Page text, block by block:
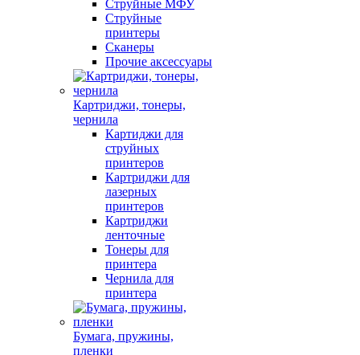
Струйные МФУ
Струйные
принтеры
Сканеры
Прочие аксессуары
Картриджи, тонеры,
чернила
Картиджи для
струйных
принтеров
Картриджи для
лазерных
принтеров
Картриджи
ленточные
Тонеры для
принтера
Чернила для
принтера
Бумага, пружины,
пленки